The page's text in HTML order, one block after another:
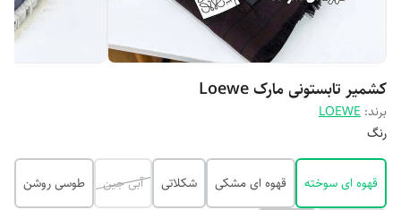
کشمیر تابستونی مارک Loewe
برند: LOEWE
رنگ
قهوه ای سوخته قهوه ای مشکی شکلاتی آبی جین طوسی روشن